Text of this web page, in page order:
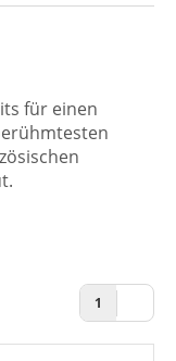
für einen
1